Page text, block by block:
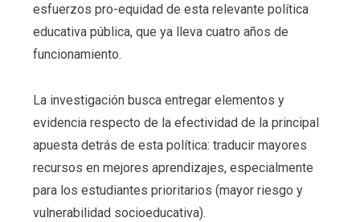
esfuerzos pro-equidad de esta relevante política
educativa pública, que ya lleva cuatro años de
funcionamiento.
La investigación busca entregar elementos y
evidencia respecto de la efectividad de la principal
apuesta detrás de esta política: traducir mayores
recursos en mejores aprendizajes, especialmente
para los estudiantes prioritarios (mayor riesgo y
vulnerabilidad socioeducativa).